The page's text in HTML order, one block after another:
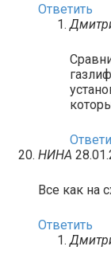
Ответить
НИНА
Все как на
Ответить